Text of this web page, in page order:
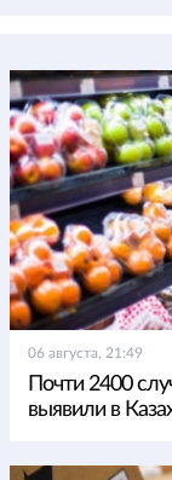
06 августа, 21:49
Почти 2400
выявили в